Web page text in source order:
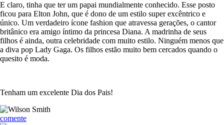
E claro, tinha que ter um papai mundialmente conhecido. Esse posto
ficou para Elton John, que é dono de um estilo super excêntrico e
único. Um verdadeiro ícone fashion que atravessa gerações, o cantor
britânico era amigo íntimo da princesa Diana. A madrinha de seus
filhos é ainda, outra celebridade com muito estilo. Ninguém menos que
a diva pop Lady Gaga. Os filhos estão muito bem cercados quando o
quesito é moda.
Tenham um excelente Dia dos Pais!
comente